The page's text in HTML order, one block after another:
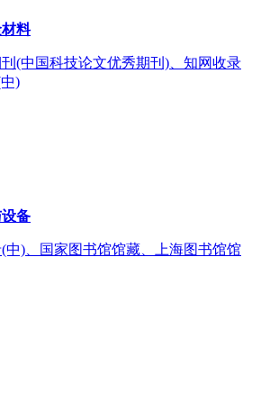
料
(中国科技论文优秀期刊)、知网收录
)
备
中)、国家图书馆馆藏、上海图书馆馆